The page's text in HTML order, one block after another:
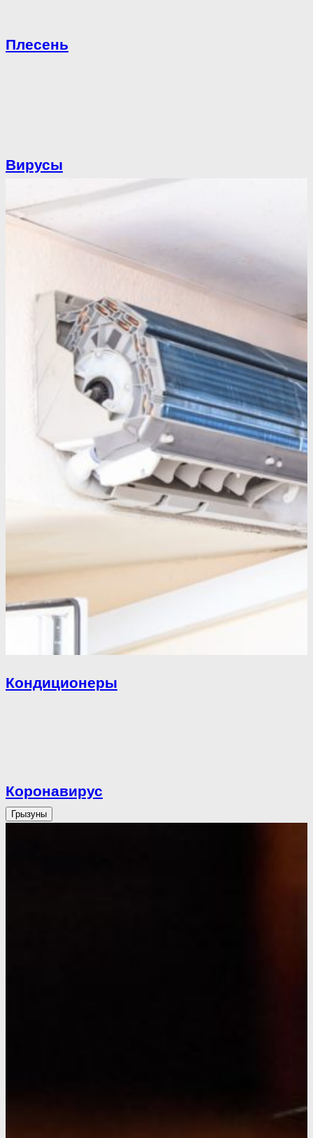
Плесень
Вирусы
Кондиционеры
Коронавирус
Грызуны